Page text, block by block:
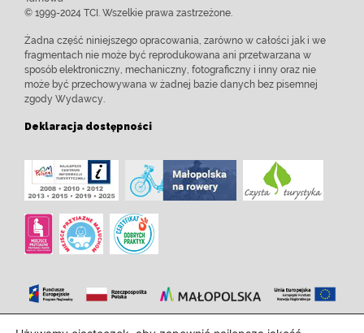
© 1999-2024 TCI. Wszelkie prawa zastrzeżone.
Żadna część niniejszego opracowania, zarówno w całości jak i we
fragmentach nie może być reprodukowana ani przetwarzana w
sposób elektroniczny, mechaniczny, fotograficzny i inny oraz nie
może być przechowywana w żadnej bazie danych bez pisemnej
zgody Wydawcy.
Deklaracja dostępności